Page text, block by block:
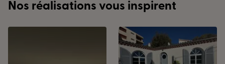
Nos réalisations vous inspirent